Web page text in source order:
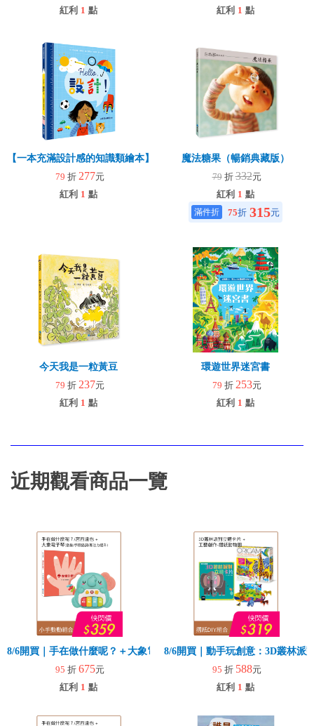
紅利 1 點
紅利 1 點
【一本充滿設計感的知識類繪本】Hello，設計！──日用品的神奇故事
79 折 277元
紅利 1 點
魔法糖果（暢銷典藏版）
79 折332元
紅利 1 點
75折 315元
今天我是一粒黃豆
79 折 237元
紅利 1 點
環遊世界迷宮書
79 折 253元
紅利 1 點
近期觀看商品一覽
8/6開買｜手在做什麼呢？＋大象電子琴
95 折 675元
紅利 1 點
8/6開買｜動手玩創意：3D叢林派
95 折 588元
紅利 1 點